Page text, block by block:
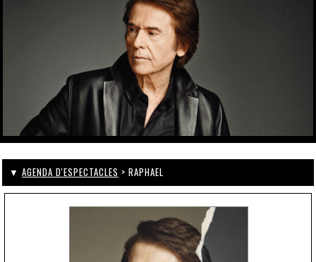
▼ AGENDA D'ESPECTACLES > RAPHAEL